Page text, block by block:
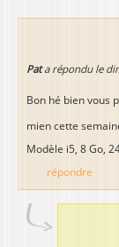
Pata répondu le
Bon hé bien vous
mien cette
Modèle i5, 8 Go,
répondre